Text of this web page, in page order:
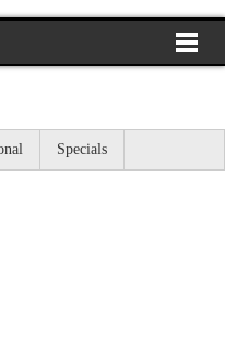
Specials